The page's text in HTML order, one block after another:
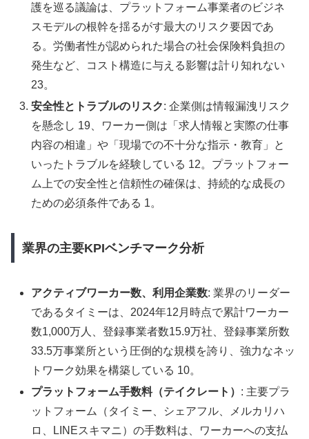
護を巡る議論は、プラットフォーム事業者のビジネ
スモデルの根幹を揺るがす最大のリスク要因であ
る。労働者性が認められた場合の社会保険料負担の
発生など、コスト構造に与える影響は計り知れない
23。
安全性とトラブルのリスク: 企業側は情報漏洩リスク
を懸念し 19、ワーカー側は「求人情報と実際の仕事
内容の相違」や「現場での不十分な指示・教育」と
いったトラブルを経験している 12。プラットフォー
ム上での安全性と信頼性の確保は、持続的な成長の
ための必須条件である 1。
業界の主要KPIベンチマーク分析
アクティブワーカー数、利用企業数: 業界のリーダー
であるタイミーは、2024年12月時点で累計ワーカー
数1,000万人、登録事業者数15.9万社、登録事業所数
33.5万事業所という圧倒的な規模を誇り、強力なネッ
トワーク効果を構築している 10。
プラットフォーム手数料（テイクレート） : 主要プラ
ットフォーム（タイミー、シェアフル、メルカリハ
ロ、LINEスキマニ）の手数料は、ワーカーへの支払